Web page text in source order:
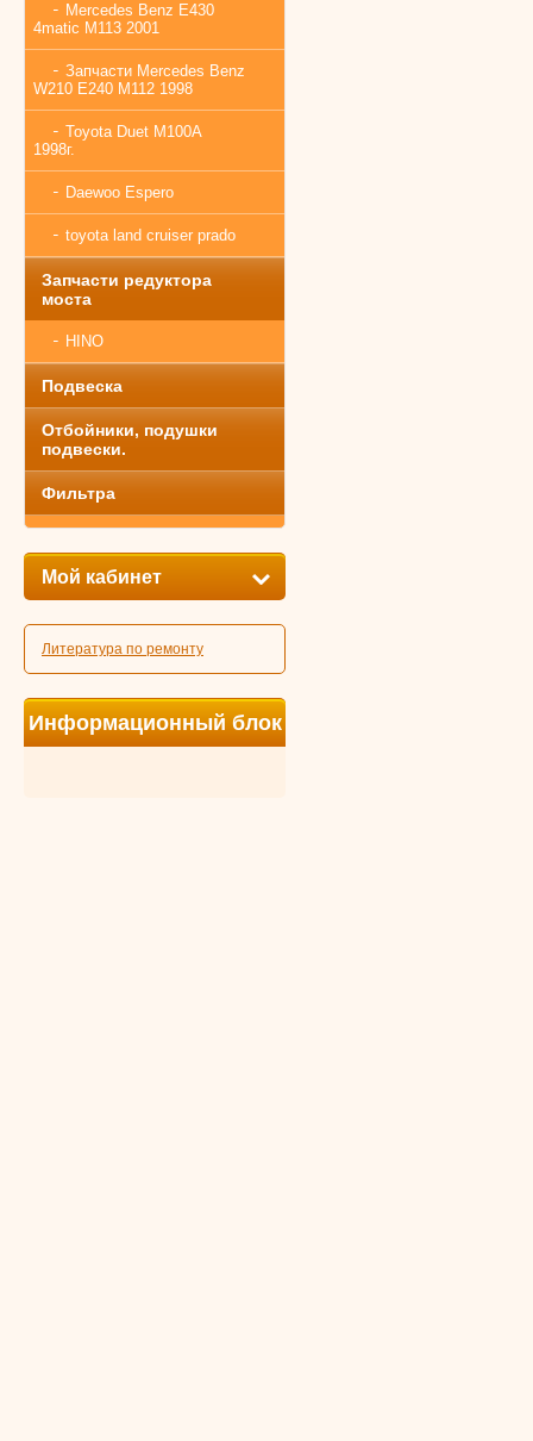
Mercedes Benz E430
4matic M113 2001
Запчасти Mercedes Benz
W210 E240 M112 1998
Toyota Duet M100A
1998г.
Daewoo Espero
toyota land cruiser prado
Запчасти редуктора
моста
HINO
Подвеска
Отбойники, подушки
подвески.
Фильтра
Мой кабинет
Литература по ремонту
Информационный блок